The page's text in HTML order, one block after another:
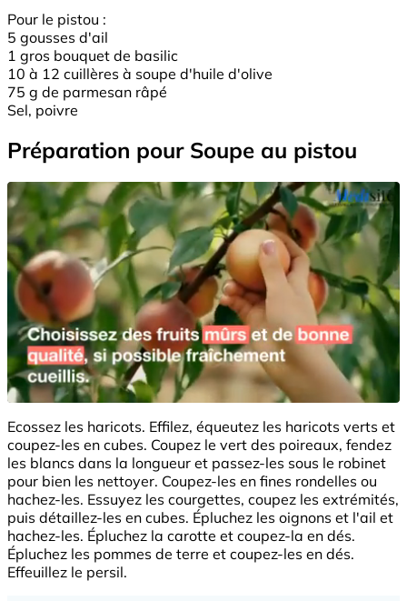
Pour le pistou :
5 gousses d'ail
1 gros bouquet de basilic
10 à 12 cuillères à soupe d'huile d'olive
75 g de parmesan râpé
Sel, poivre
Préparation pour Soupe au pistou
Ecossez les haricots. Effilez, équeutez les haricots verts et
coupez-les en cubes. Coupez le vert des poireaux, fendez
les blancs dans la longueur et passez-les sous le robinet
pour bien les nettoyer. Coupez-les en fines rondelles ou
hachez-les. Essuyez les courgettes, coupez les extrémités,
puis détaillez-les en cubes. Épluchez les oignons et l'ail et
hachez-les. Épluchez la carotte et coupez-la en dés.
Épluchez les pommes de terre et coupez-les en dés.
Effeuillez le persil.